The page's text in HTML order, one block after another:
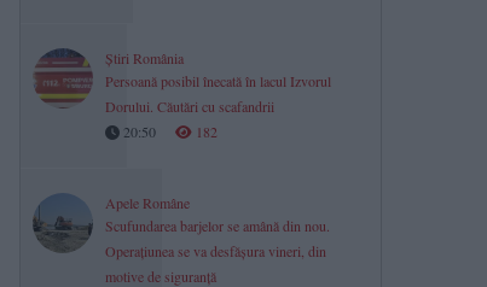
Știri România
Persoană posibil înecată în lacul Izvorul
Dorului. Căutări cu scafandrii
20:50
182
Apele Române
Scufundarea barjelor se amână din nou.
Operațiunea se va desfășura vineri, din
motive de siguranță